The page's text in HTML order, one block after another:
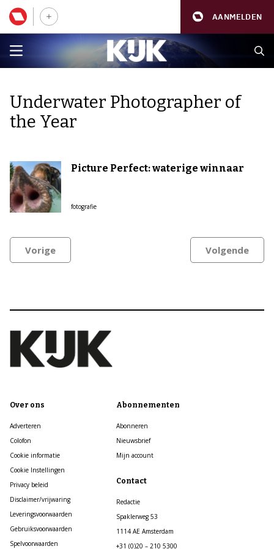
AANMELDEN
Underwater Photographer of
the Year
Picture Perfect: waterige winnaar
fotografie
Vorige Volgende
Over ons
Adverteren
Colofon
Cookie informatie
Cookie Instellingen
Privacy beleid
Disclaimer/vrijwaring
Leveringsvoorwaarden
Gebruiksvoorwaarden
Spelvoorwaarden
Abonnementen
Abonneren
Nieuwsbrief
Mijn account
Contact
Redactie
Spaklerweg 53
1114 AE Amsterdam
+31 (0)20 – 210 5300